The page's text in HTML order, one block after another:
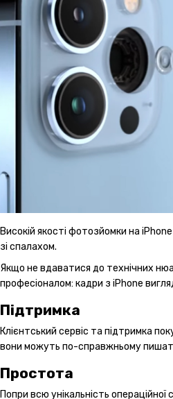
Високій якості фотозйомки на
зі спалахом.
Якщо не вдаватися до технічних
професіоналом: кадри з iPhone
Підтримка
Клієнтський сервіс та підтримка
вони можуть по-справжньому
Простота
Попри всю унікальність